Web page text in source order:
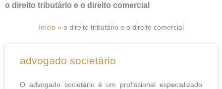
o direito tributário e o direito comercial
Início» o direito tributário e o direito comercial
advogado societário
O advogado societário é um profissional especializado